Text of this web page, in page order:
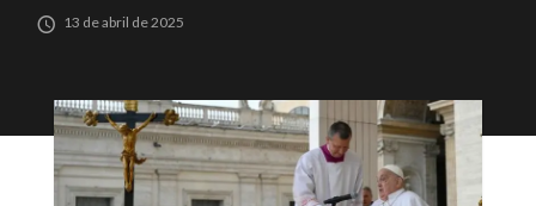
13 de abril de 2025